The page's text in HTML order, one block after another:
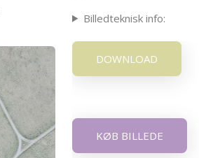
Billedteknisk info:
DOWNLOAD
KØB BILLEDE